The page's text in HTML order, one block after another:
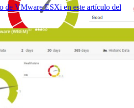
de VMware ESXi en este artículo del